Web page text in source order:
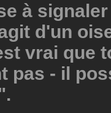
à
d'un
vrai que
pas - il